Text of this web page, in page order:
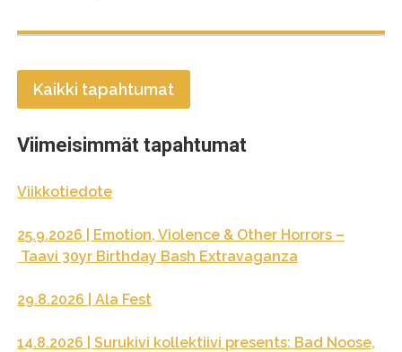
Kaikki tapahtumat
Viimeisimmät tapahtumat
Viikkotiedote
25.9.2026 | Emotion, Violence & Other Horrors –
Taavi 30yr Birthday Bash Extravaganza
29.8.2026 | Ala Fest
14.8.2026 | Surukivi kollektiivi presents: Bad Noose,